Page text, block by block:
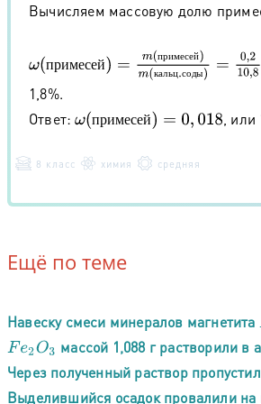
Вычисляем массовую долю
примесей
примесей
кальц соды
ω(примесей) =m примесей) m(к льц
1,8%.
Ответ:
примесей
ω(примесей) =0, 018 ,
8 класс химия средняя
Ещё по теме
Навеску смеси минералов магнетита
Fe2O3
массой 1,088 г растворили в
Через полученный раствор
Выделившийся осадок провалили на